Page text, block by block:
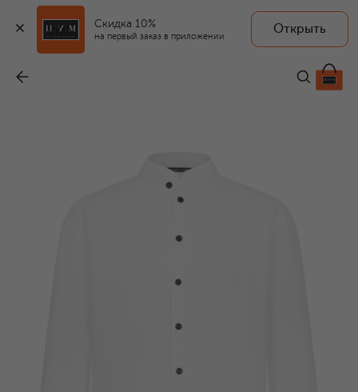
Скидка 10%
на первый заказ в приложении
Открыть
24 400 ₽